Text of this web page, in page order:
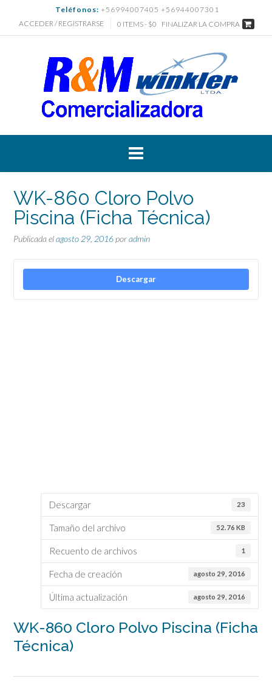
contenido
Teléfonos: +56994007405 +56944007301
ACCEDER / REGISTRARSE
0 ITEMS - $0 FINALIZAR LA COMPRA
WK-860 Cloro Polvo
Piscina (Ficha Técnica)
Publicada elagosto 29, 2016poradmin
Descargar
Descargar 23
Tamaño del archivo 52.76 KB
Recuento de archivos 1
Fecha de creación agosto 29, 2016
Última actualización agosto 29, 2016
WK-860 Cloro Polvo Piscina (Ficha
Técnica)